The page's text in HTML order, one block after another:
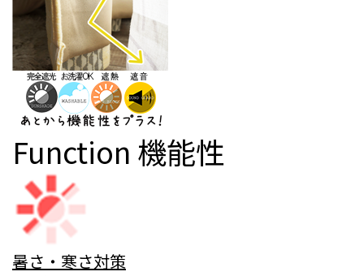
Function 機能性
暑さ・寒さ対策